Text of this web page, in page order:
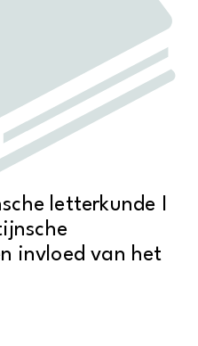
letterkunde I
invloed van het